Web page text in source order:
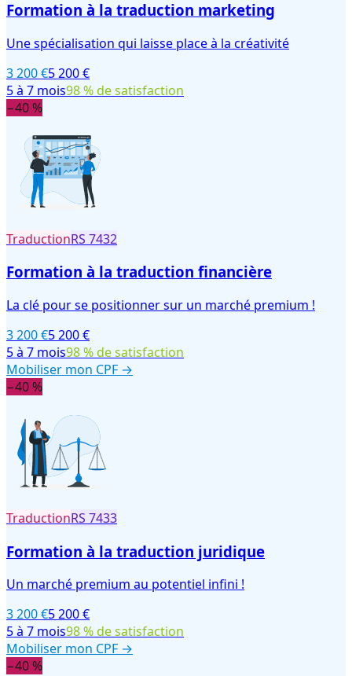
Formation à la traduction marketing
Une spécialisation qui laisse place à la créativité
3 200 €5 200 €
5 à 7 mois98 % de satisfaction
−40 %
TraductionRS 7432
Formation à la traduction financière
La clé pour se positionner sur un marché premium !
3 200 €5 200 €
5 à 7 mois98 % de satisfaction
Mobiliser mon CPF →
−40 %
TraductionRS 7433
Formation à la traduction juridique
Un marché premium au potentiel infini !
3 200 €5 200 €
5 à 7 mois98 % de satisfaction
Mobiliser mon CPF →
−40 %